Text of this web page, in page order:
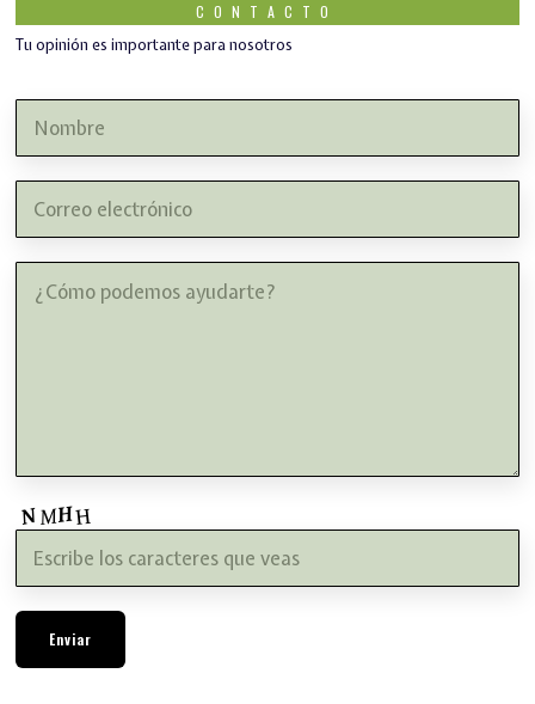
CONTACTO
Tu opinión es importante para nosotros